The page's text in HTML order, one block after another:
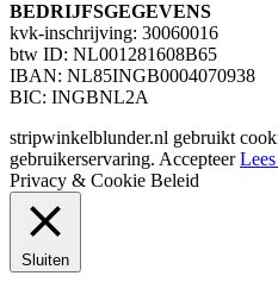
BEDRIJFSGEGEVENS
kvk-inschrijving: 30060016
btw ID: NL001281608B65
IBAN: NL85INGB0004070938
BIC: INGBNL2A
stripwinkelblunder.nl gebruikt
gebruikerservaring. Accepteer
Privacy & Cookie Beleid
Sluiten